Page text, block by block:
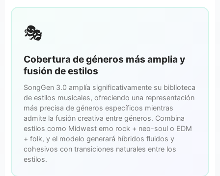
🎭
Cobertura de géneros más amplia y
fusión de estilos
SongGen 3.0 amplía significativamente su biblioteca
de estilos musicales, ofreciendo una representación
más precisa de géneros específicos mientras
admite la fusión creativa entre géneros. Combina
estilos como Midwest emo rock + neo-soul o EDM
+ folk, y el modelo generará híbridos fluidos y
cohesivos con transiciones naturales entre los
estilos.